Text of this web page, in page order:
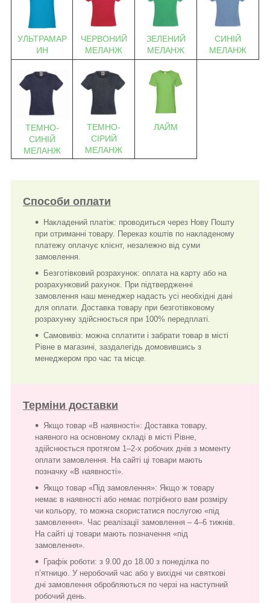
УЛЬТРАМАР
ИН
ЧЕРВОНИЙ
МЕЛАНЖ
ЗЕЛЕНИЙ
МЕЛАНЖ
СИНІЙ
МЕЛАНЖ
ТЕМНО-
СИНІЙ
МЕЛАНЖ
ТЕМНО-
СІРИЙ
МЕЛАНЖ
ЛАЙМ
Способи оплати
Накладений платіж: проводиться через Нову Пошту
при отриманні товару. Переказ коштів по накладеному
платежу оплачує клієнт, незалежно від суми
замовлення.
Безготівковий розрахунок: оплата на карту або на
розрахунковий рахунок. При підтвердженні
замовлення наш менеджер надасть усі необхідні дані
для оплати. Доставка товару при безготівковому
розрахунку здійснюється при 100% передплаті.
Самовивіз: можна сплатити і забрати товар в місті
Рівне в магазині, заздалегідь домовившись з
менеджером про час та місце.
Терміни доставки
Якщо товар «В наявності»: Доставка товару,
наявного на основному складі в місті Рівне,
здійснюється протягом 1–2-х робочих днів з моменту
оплати замовлення. На сайті ці товари мають
позначку «В наявності».
Якщо товар «Під замовлення»: Якщо ж товару
немає в наявності або немає потрібного вам розміру
чи кольору, то можна скористатися послугою «під
замовлення». Час реалізації замовлення – 4–6 тижнів.
На сайті ці товари мають позначення «під
замовлення».
Графік роботи: з 9.00 до 18.00 з понеділка по
п’ятницю. У неробочий час або у вихідні чи святкові
дні замовлення обробляються по черзі на наступний
робочий день.